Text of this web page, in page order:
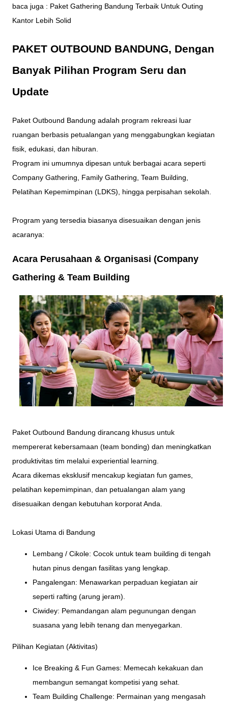
baca juga : Paket Gathering Bandung Terbaik Untuk Outing
Kantor Lebih Solid
PAKET OUTBOUND BANDUNG, Dengan
Banyak Pilihan Program Seru dan
Update
Paket Outbound Bandung adalah program rekreasi luar
ruangan berbasis petualangan yang menggabungkan kegiatan
fisik, edukasi, dan hiburan.
Program ini umumnya dipesan untuk berbagai acara seperti
Company Gathering, Family Gathering, Team Building,
Pelatihan Kepemimpinan (LDKS), hingga perpisahan sekolah.
Program yang tersedia biasanya disesuaikan dengan jenis
acaranya:
Acara Perusahaan & Organisasi (Company
Gathering & Team Building
Paket Outbound Bandung dirancang khusus untuk
mempererat kebersamaan (team bonding) dan meningkatkan
produktivitas tim melalui experiential learning.
Acara dikemas eksklusif mencakup kegiatan fun games,
pelatihan kepemimpinan, dan petualangan alam yang
disesuaikan dengan kebutuhan korporat Anda.
Lokasi Utama di Bandung
Lembang / Cikole: Cocok untuk team building di tengah
hutan pinus dengan fasilitas yang lengkap.
Pangalengan: Menawarkan perpaduan kegiatan air
seperti rafting (arung jeram).
Ciwidey: Pemandangan alam pegunungan dengan
suasana yang lebih tenang dan menyegarkan.
Pilihan Kegiatan (Aktivitas)
Ice Breaking & Fun Games: Memecah kekakuan dan
membangun semangat kompetisi yang sehat.
Team Building Challenge: Permainan yang mengasah